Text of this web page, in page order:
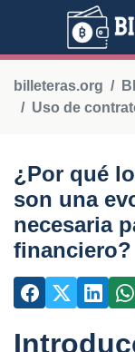
billeteras.org
Uso de
¿Por qué
son una
necesaria
financiero?